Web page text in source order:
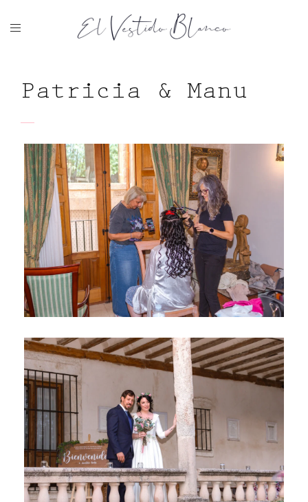
Patricia & Manu